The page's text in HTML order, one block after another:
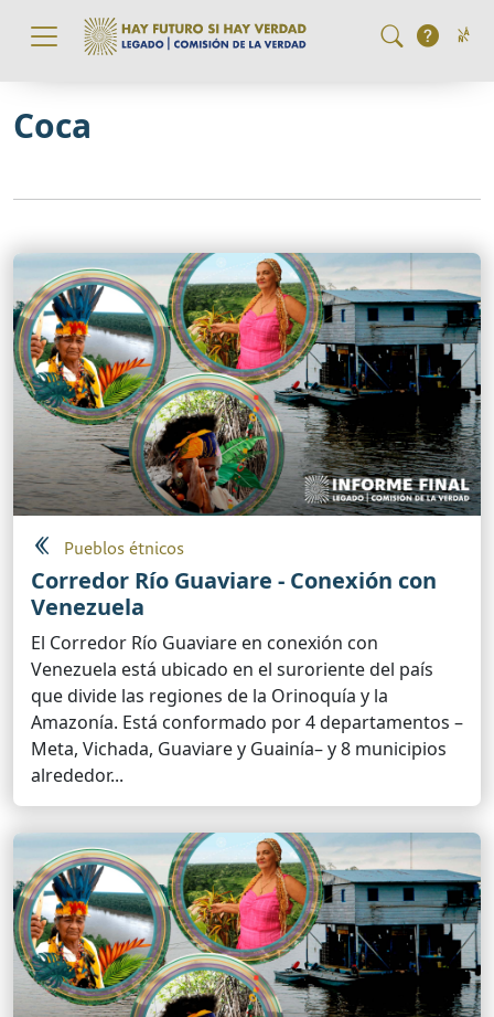
Pasar al contenido principal
Coca
Pueblos étnicos
Corredor Río Guaviare - Conexión con
Venezuela
El Corredor Río Guaviare en conexión con
Venezuela está ubicado en el suroriente del país
que divide las regiones de la Orinoquía y la
Amazonía. Está conformado por 4 departamentos –
Meta, Vichada, Guaviare y Guainía– y 8 municipios
alrededor...